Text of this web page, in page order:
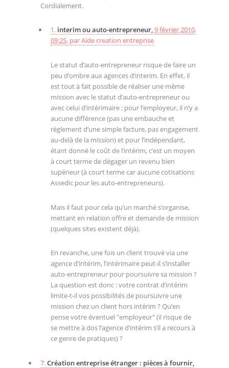
Cordialement.
1. interim ou auto-entrepreneur,9 février 2010,
09:25, parAide creation entreprise
Le statut d’auto-entrepreneur risque de faire un
peu d’ombre aux agences d’interim. En effet, il
est tout à fait possible de réaliser une même
mission avec le statut d’auto-entrepreneur ou
avec celui d’intérimaire : pour l’employeur, il n’y a
aucune différence (pas une embauche et
règlement d’une simple facture, pas engagement
au-delà de la mission) et pour l’indépendant,
étant donné le coût de l’intérim, c’est un moyen
à court terme de dégager un revenu bien
supérieur (à court terme car aucune cotisations
Assedic pour les auto-entrepreneurs).
Mais il faut pour cela qu’un marché s’organise,
mettant en relation offre et demande de mission
(quelques sites existent déjà).
En revanche, une fois un client trouvé via une
agence d’intérim, l’intérimaire peut-il s’installer
auto-entrepreneur pour poursuivre sa mission ?
La question est donc : votre contrat d’intérim
limite-t-il vos possibilités de poursuivre une
mission chez un client hors intérim ? Qu’en
pense votre éventuel "employeur" (il risque de
se mettre à dos l’agence d’intérim s’il a recours à
ce genre de pratiques) ?
7.Création entreprise étranger : pièces à fournir,